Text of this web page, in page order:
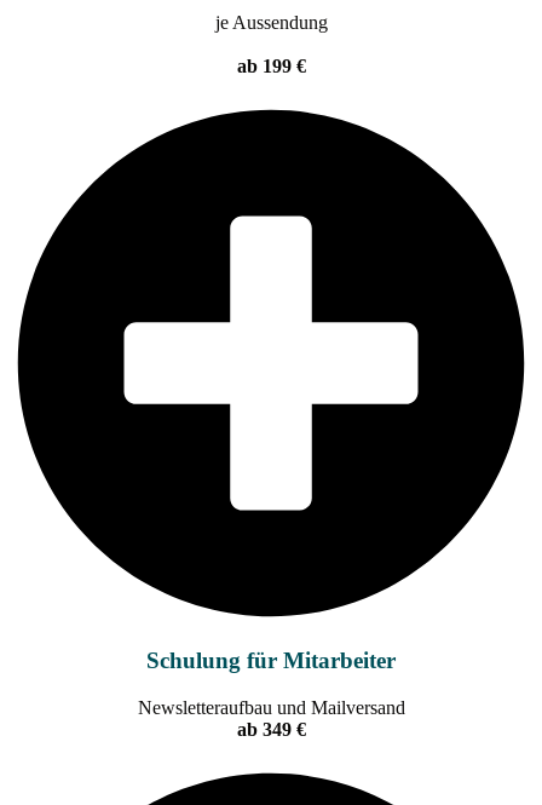
je Aussendung
ab 199 €
Schulung für Mitarbeiter
Newsletteraufbau und Mailversand
ab 349 €